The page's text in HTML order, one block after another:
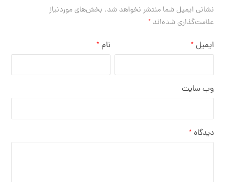
نشانی ایمیل شما منتشر نخواهد شد. بخش‌های موردنیاز
علامت‌گذاری شده‌اند*
نام * ایمیل *
وب‌ سایت
دیدگاه *